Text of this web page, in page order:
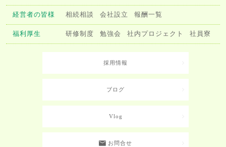
経営者の皆様 相続相談 会社設立 報酬一覧
福利厚生 研修制度 勉強会 社内プロジェクト 社員寮
採用情報
ブログ
Vlog
お問合せ